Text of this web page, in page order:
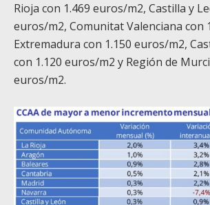
Rioja con 1.469 euros/m2, Castilla y
euros/m2, Comunitat Valenciana con
Extremadura con 1.150 euros/m2,
con 1.120 euros/m2 y Región de
euros/m2.